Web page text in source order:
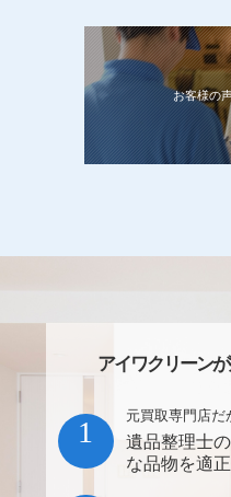
お客様の
アイワクリーン
元買取専門店だ
遺品整理士
な品物を適
1